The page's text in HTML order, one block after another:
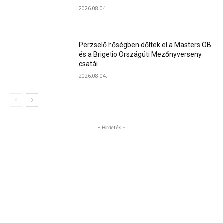
2026.08.04.
Perzselő hőségben dőltek el a Masters OB
és a Brigetio Országúti Mezőnyverseny
csatái
2026.08.04.
- Hirdetés -